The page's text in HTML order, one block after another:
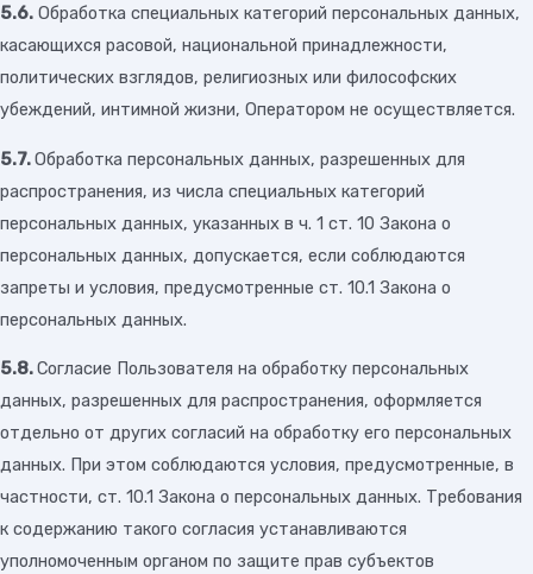
5.6. Обработка специальных категорий персональных данных,
касающихся расовой, национальной принадлежности,
политических взглядов, религиозных или философских
убеждений, интимной жизни, Оператором не осуществляется.
5.7.Обработка персональных данных, разрешенных для
распространения, из числа специальных категорий
персональных данных, указанных в ч. 1 ст. 10 Закона о
персональных данных, допускается, если соблюдаются
запреты и условия, предусмотренные ст. 10.1 Закона о
персональных данных.
5.8.Согласие Пользователя на обработку персональных
данных, разрешенных для распространения, оформляется
отдельно от других согласий на обработку его персональных
данных. При этом соблюдаются условия, предусмотренные, в
частности, ст. 10.1 Закона о персональных данных. Требования
к содержанию такого согласия устанавливаются
уполномоченным органом по защите прав субъектов